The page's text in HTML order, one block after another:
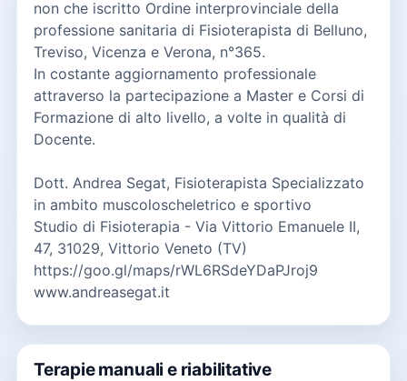
non che iscritto Ordine interprovinciale della
professione sanitaria di Fisioterapista di Belluno,
Treviso, Vicenza e Verona, n°365.
In costante aggiornamento professionale
attraverso la partecipazione a Master e Corsi di
Formazione di alto livello, a volte in qualità di
Docente.
Dott. Andrea Segat, Fisioterapista Specializzato
in ambito muscoloscheletrico e sportivo
Studio di Fisioterapia - Via Vittorio Emanuele II,
47, 31029, Vittorio Veneto (TV)
https://goo.gl/maps/rWL6RSdeYDaPJroj9
www.andreasegat.it
Terapie manuali e riabilitative